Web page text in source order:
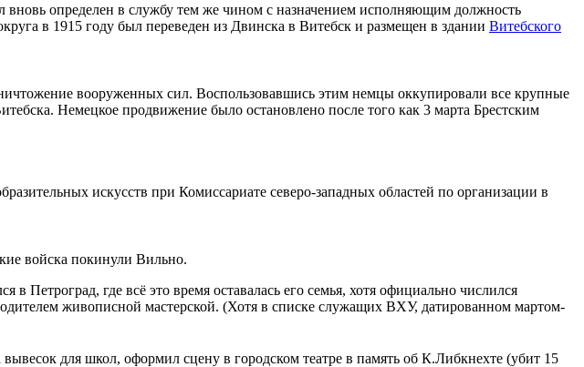
вновь определен в службу тем же чином с назначением исполняющим должность
в 1915 году был переведен из Двинска в Витебск и размещен в здании Витебского
вооруженных сил. Воспользовавшись этим немцы оккупировали все крупные
Немецкое продвижение было остановлено после того как 3 марта Брестским
искусств при Комиссариате северо-западных областей по организации в
войска покинули Вильно.
Петроград, где всё это время оставалась его семья, хотя официально числился
живописной мастерской. (Хотя в списке служащих ВХУ, датированном мартом-
для школ, оформил сцену в городском театре в память об К.Либкнехте (убит 15